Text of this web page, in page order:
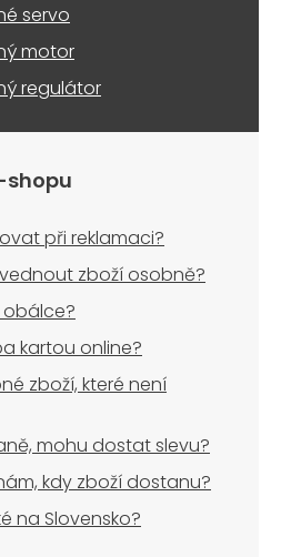
s
u
servo
motor
regulátor
shopu
při reklamaci?
zboží osobně?
obálce?
kartou online?
zboží, které není
mohu dostat slevu?
kdy zboží dostanu?
na Slovensko?